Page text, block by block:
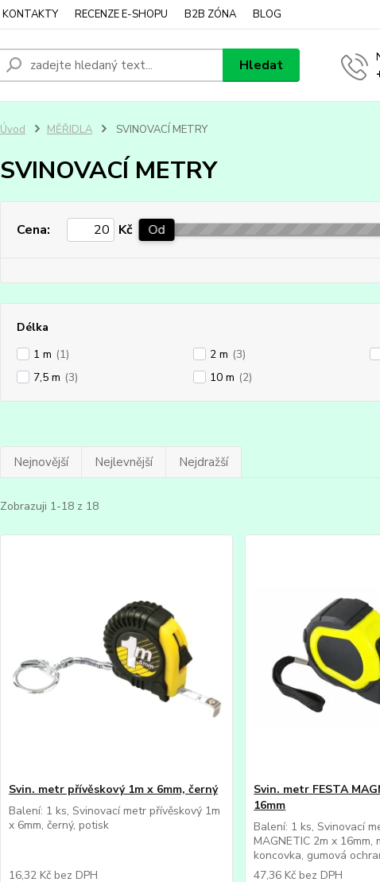
KONTAKTY RECENZE E-SHOPU B2B ZÓNA BLOG
Hledat
Úvod MĚŘIDLA SVINOVACÍ METRY
SVINOVACÍ METRY
Cena: Kč Od
Délka
1 m (1) 2 m (3)
7,5 m (3) 10 m (2)
Nejnovější Nejlevnější Nejdražší
Zobrazuji 1-18 z 18
Svin. metr přívěskový 1m x 6mm, černý
Balení: 1 ks, Svinovací metr přívěskový 1m
x 6mm, černý, potisk
16,32 Kč bez DPH
Svin. metr FESTA
16mm
Balení: 1 ks, Svinovací
MAGNETIC 2m x 16mm,
koncovka, gumová
47,36 Kč bez DPH